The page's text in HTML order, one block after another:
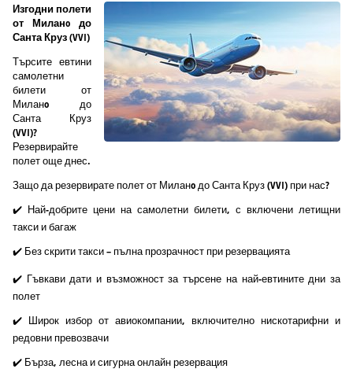
Изгодни полети
от Миланo до
Санта Круз (VVI)
Търсите евтини
самолетни
билети от
Миланo до
Санта Круз
(VVI)?
Резервирайте
полет още днес.
Защо да резервирате полет от Миланo до Санта Круз (VVI) при нас?
✔️ Най-добрите цени на самолетни билети, с включени летищни
такси и багаж
✔️ Без скрити такси – пълна прозрачност при резервацията
✔️ Гъвкави дати и възможност за търсене на най-евтините дни за
полет
✔️ Широк избор от авиокомпании, включително нискотарифни и
редовни превозвачи
✔️ Бърза, лесна и сигурна онлайн резервация